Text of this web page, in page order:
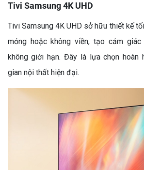
Tivi Samsung 4K UHD
Tivi Samsung 4K UHD sở hữu thiết kế
mỏng hoặc không viền, tạo cảm
không giới hạn. Đây là lựa chọn hoàn
gian nội thất hiện đại.